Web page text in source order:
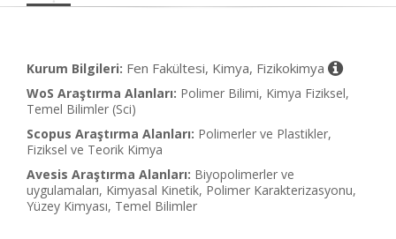
Kurum Bilgileri: Fen Fakültesi, Kimya, Fizikokimya
WoS Araştırma Alanları: Polimer Bilimi, Kimya Fiziksel,
Temel Bilimler (Sci)
Scopus Araştırma Alanları: Polimerler ve Plastikler,
Fiziksel ve Teorik Kimya
Avesis Araştırma Alanları: Biyopolimerler ve
uygulamaları, Kimyasal Kinetik, Polimer Karakterizasyonu,
Yüzey Kimyası, Temel Bilimler